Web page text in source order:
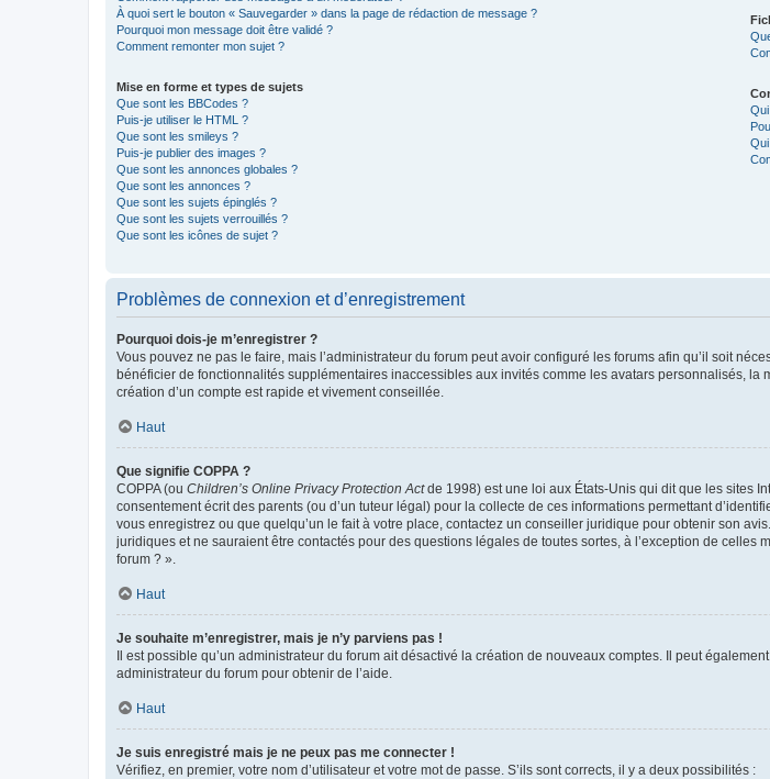
À quoi sert le bouton « Sauvegarder » dans la page de rédaction de message ?
Pourquoi mon message doit être validé ?
Comment remonter mon sujet ?
Mise en forme et types de sujets
Que sont les BBCodes ?
Puis-je utiliser le HTML ?
Que sont les smileys ?
Puis-je publier des images ?
Que sont les annonces globales ?
Que sont les annonces ?
Que sont les sujets épinglés ?
Que sont les sujets verrouillés ?
Que sont les icônes de sujet ?
Problèmes de connexion et d’enregistrement
Pourquoi dois-je m’enregistrer ?
Vous pouvez ne pas le faire, mais l’administrateur du forum peut avoir configuré les forums afin qu’il soit
bénéficier de fonctionnalités supplémentaires inaccessibles aux invités comme les avatars personnalisés,
création d’un compte est rapide et vivement conseillée.
Haut
Que signifie COPPA ?
COPPA (ou Children’s Online Privacy Protection Actde 1998) est une loi aux États-Unis qui dit que les sites
consentement écrit des parents (ou d’un tuteur légal) pour la collecte de ces informations permettant
vous enregistrez ou que quelqu’un le fait à votre place, contactez un conseiller juridique pour obtenir son
juridiques et ne sauraient être contactés pour des questions légales de toutes sortes, à l’exception de
forum ? ».
Haut
Je souhaite m’enregistrer, mais je n’y parviens pas !
Il est possible qu’un administrateur du forum ait désactivé la création de nouveaux comptes. Il peut
administrateur du forum pour obtenir de l’aide.
Haut
Je suis enregistré mais je ne peux pas me connecter !
Vérifiez, en premier, votre nom d’utilisateur et votre mot de passe. S’ils sont corrects, il y a deux possibilités :